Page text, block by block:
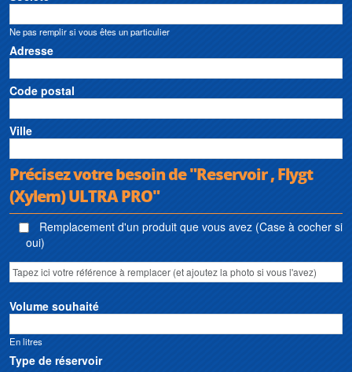
Ne pas remplir si vous êtes un particulier
Adresse
Code postal
Ville
Précisez votre besoin de "Reservoir , Flygt
(Xylem) ULTRA PRO"
Remplacement d'un produit que vous avez (Case à cocher si
oui)
Volume souhaité
En litres
Type de réservoir